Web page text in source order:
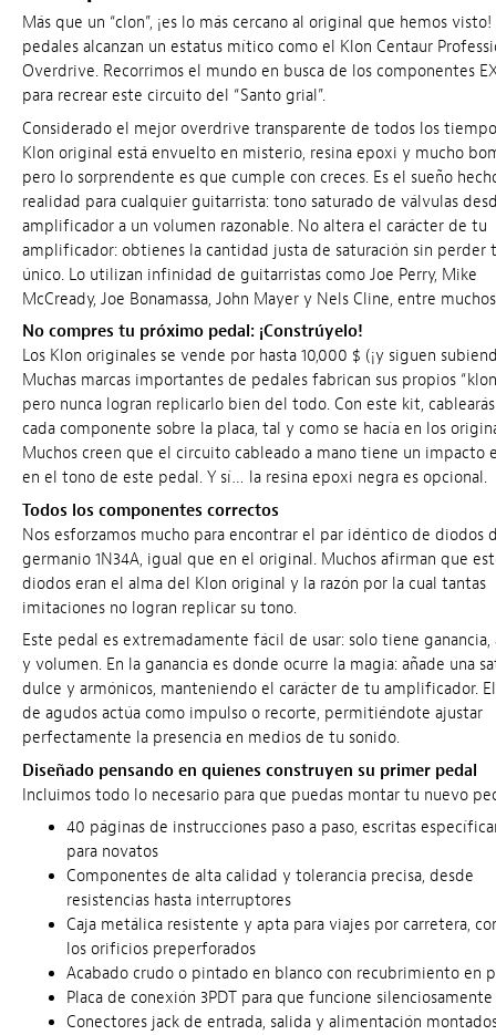
Más que un “clon”, ¡es lo más cercano al original que hemos visto!
pedales alcanzan un estatus mítico como el Klon Centaur
Overdrive. Recorrimos el mundo en busca de los componentes
para recrear este circuito del “Santo grial”.
Considerado el mejor overdrive transparente de todos los
Klon original está envuelto en misterio, resina epoxi y mucho
pero lo sorprendente es que cumple con creces. Es el sueño
realidad para cualquier guitarrista: tono saturado de válvulas
amplificador a un volumen razonable. No altera el carácter de tu
amplificador: obtienes la cantidad justa de saturación sin perder
único. Lo utilizan infinidad de guitarristas como Joe Perry, Mike
McCready, Joe Bonamassa, John Mayer y Nels Cline, entre
No compres tu próximo pedal: ¡Constrúyelo!
Los Klon originales se vende por hasta 10,000 $ (¡y siguen
Muchas marcas importantes de pedales fabrican sus propios
pero nunca logran replicarlo bien del todo. Con este kit,
cada componente sobre la placa, tal y como se hacía en los
Muchos creen que el circuito cableado a mano tiene un impacto
en el tono de este pedal. Y sí… la resina epoxi negra es opcional.
Todos los componentes correctos
Nos esforzamos mucho para encontrar el par idéntico de diodos
germanio 1N34A, igual que en el original. Muchos afirman que
diodos eran el alma del Klon original y la razón por la cual tantas
imitaciones no logran replicar su tono.
Este pedal es extremadamente fácil de usar: solo tiene ganancia,
y volumen. En la ganancia es donde ocurre la magia: añade una
dulce y armónicos, manteniendo el carácter de tu amplificador.
de agudos actúa como impulso o recorte, permitiéndote ajustar
perfectamente la presencia en medios de tu sonido.
Diseñado pensando en quienes construyen su primer pedal
Incluimos todo lo necesario para que puedas montar tu nuevo
40 páginas de instrucciones paso a paso, escritas
para novatos
Componentes de alta calidad y tolerancia precisa, desde
resistencias hasta interruptores
Caja metálica resistente y apta para viajes por carretera,
los orificios preperforados
Acabado crudo o pintado en blanco con recubrimiento en
Placa de conexión 3PDT para que funcione silenciosamente
Conectores jack de entrada, salida y alimentación